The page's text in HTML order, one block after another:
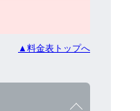
▲料金表トップへ